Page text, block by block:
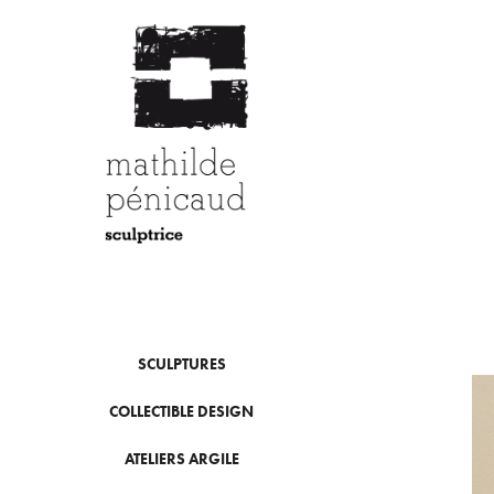
SCULPTURES
COLLECTIBLE DESIGN
ATELIERS ARGILE